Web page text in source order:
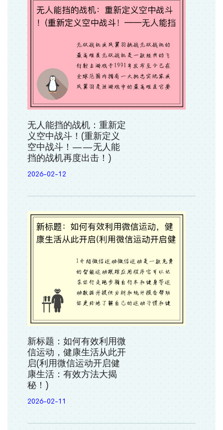
无人能挡的战机：重新定
义空中战斗！(重新定义
空中战斗！——无人能
挡的战机再度出击！)
2026-02-12
新标题：如何有效利用微
信运动，健康生活从此开
启(利用微信运动开启健
康生活：有效方法大揭
秘！)
2026-02-11